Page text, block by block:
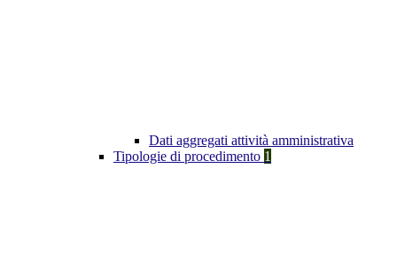
Dati aggregati attività amministrativa
Tipologie di procedimento 1